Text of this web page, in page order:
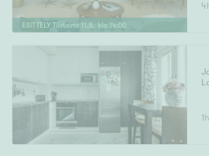
ESITTELY Tiistaina 11 .8. klo 14:00